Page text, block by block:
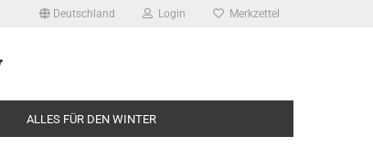
Deutschland Login Merkzettel
ALLES FÜR DEN WINTER